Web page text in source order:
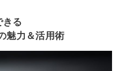
きる
魅力＆活用術